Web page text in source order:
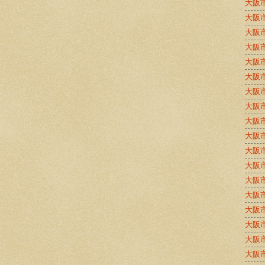
大阪
大阪
大阪
大阪
大阪
大阪
大阪
大阪
大阪
大阪
大阪
大阪
大阪
大阪
大阪
大阪
大阪
大阪